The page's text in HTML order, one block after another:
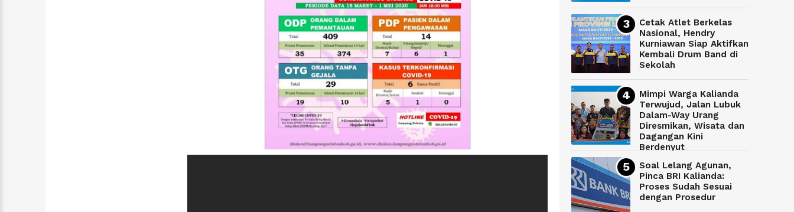
Cetak Atlet Berkelas
Nasional, Hendry
Kurniawan Siap Aktifkan
Kembali Drum Band di
Sekolah
Mimpi Warga Kalianda
Terwujud, Jalan Lubuk
Dalam-Way Urang
Diresmikan, Wisata dan
Dagangan Kini
Berdenyut
Soal Lelang Agunan,
Pinca BRI Kalianda:
Proses Sudah Sesuai
dengan Prosedur